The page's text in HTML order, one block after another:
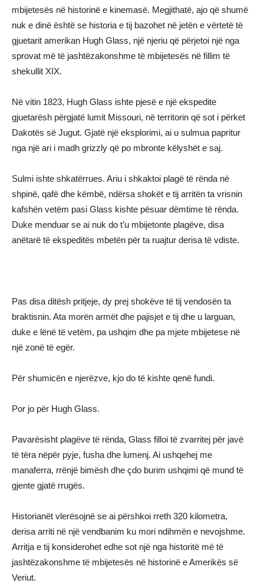
mbijetesës në historinë e kinemasë. Megjithatë, ajo që shumë
nuk e dinë është se historia e tij bazohet në jetën e vërtetë të
gjuetarit amerikan Hugh Glass, një njeriu që përjetoi një nga
sprovat më të jashtëzakonshme të mbijetesës në fillim të
shekullit XIX.
Në vitin 1823, Hugh Glass ishte pjesë e një ekspedite
gjuetarësh përgjatë lumit Missouri, në territorin që sot i përket
Dakotës së Jugut. Gjatë një eksplorimi, ai u sulmua papritur
nga një ari i madh grizzly që po mbronte këlyshët e saj.
Sulmi ishte shkatërrues. Ariu i shkaktoi plagë të rënda në
shpinë, qafë dhe këmbë, ndërsa shokët e tij arritën ta vrisnin
kafshën vetëm pasi Glass kishte pësuar dëmtime të rënda.
Duke menduar se ai nuk do t’u mbijetonte plagëve, disa
anëtarë të ekspeditës mbetën për ta ruajtur derisa të vdiste.
Pas disa ditësh pritjeje, dy prej shokëve të tij vendosën ta
braktisnin. Ata morën armët dhe pajisjet e tij dhe u larguan,
duke e lënë të vetëm, pa ushqim dhe pa mjete mbijetese në
një zonë të egër.
Për shumicën e njerëzve, kjo do të kishte qenë fundi.
Por jo për Hugh Glass.
Pavarësisht plagëve të rënda, Glass filloi të zvarritej për javë
të tëra nëpër pyje, fusha dhe lumenj. Ai ushqehej me
manaferra, rrënjë bimësh dhe çdo burim ushqimi që mund të
gjente gjatë rrugës.
Historianët vlerësojnë se ai përshkoi rreth 320 kilometra,
derisa arriti në një vendbanim ku mori ndihmën e nevojshme.
Arritja e tij konsiderohet edhe sot një nga historitë më të
jashtëzakonshme të mbijetesës në historinë e Amerikës së
Veriut.